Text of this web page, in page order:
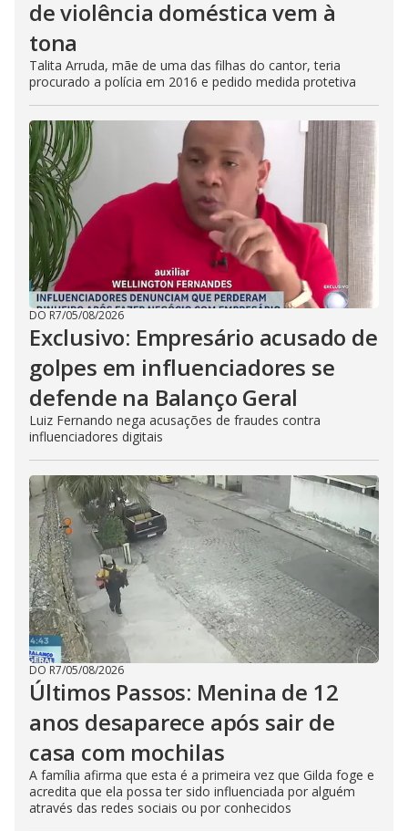
de violência doméstica vem à
tona
Talita Arruda, mãe de uma das filhas do cantor, teria
procurado a polícia em 2016 e pedido medida protetiva
DO R7/05/08/2026
Exclusivo: Empresário acusado de
golpes em influenciadores se
defende na Balanço Geral
Luiz Fernando nega acusações de fraudes contra
influenciadores digitais
DO R7/05/08/2026
Últimos Passos: Menina de 12
anos desaparece após sair de
casa com mochilas
A família afirma que esta é a primeira vez que Gilda foge e
acredita que ela possa ter sido influenciada por alguém
através das redes sociais ou por conhecidos